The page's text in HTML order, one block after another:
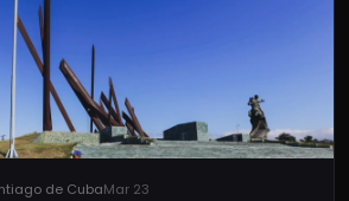
de CubaMar 23